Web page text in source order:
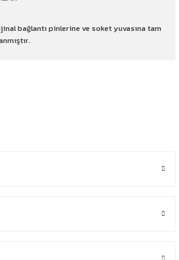
bağlantı pinlerine ve soket yuvasına tam